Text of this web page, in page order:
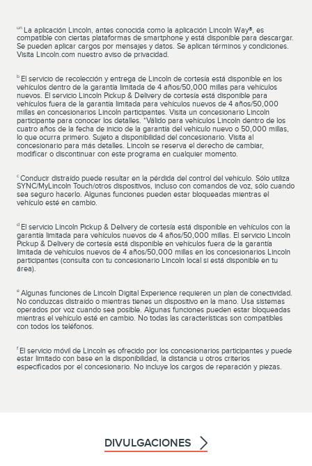
un La aplicación Lincoln, antes conocida como la aplicación Lincoln Way®, es
compatible con ciertas plataformas de smartphone y está disponible para descargar.
Se pueden aplicar cargos por mensajes y datos. Se aplican términos y condiciones.
Visita Lincoln.com nuestro aviso de privacidad.
b El servicio de recolección y entrega de Lincoln de cortesía está disponible en los
vehículos dentro de la garantía limitada de 4 años/50,000 millas para vehículos
nuevos. El servicio Lincoln Pickup & Delivery de cortesía está disponible para
vehículos fuera de la garantía limitada para vehículos nuevos de 4 años/50,000
millas en concesionarios Lincoln participantes. Visita un concesionario Lincoln
participante para conocer los detalles. *Válido para vehículos Lincoln dentro de los
cuatro años de la fecha de inicio de la garantía del vehículo nuevo o 50,000 millas,
lo que ocurra primero. Sujeto a disponibilidad del concesionario. Visita al
concesionario para más detalles. Lincoln se reserva el derecho de cambiar,
modificar o discontinuar con este programa en cualquier momento.
c Conducir distraído puede resultar en la pérdida del control del vehículo. Sólo utiliza
SYNC/MyLincoln Touch/otros dispositivos, incluso con comandos de voz, sólo cuando
sea seguro hacerlo. Algunas funciones pueden estar bloqueadas mientras el
vehículo esté en cambio.
d El servicio Lincoln Pickup & Delivery de cortesía está disponible en vehículos con la
garantía limitada para vehículos nuevos de 4 años/50,000 millas. El servicio Lincoln
Pickup & Delivery de cortesía está disponible en vehículos fuera de la garantía
limitada de vehículos nuevos de 4 años/50,000 millas en los concesionarios Lincoln
participantes (consulta con tu concesionario Lincoln local si está disponible en tu
área).
e Algunas funciones de Lincoln Digital Experience requieren un plan de conectividad.
No conduzcas distraído o mientras tienes un dispositivo en la mano. Usa sistemas
operados por voz cuando sea posible. Algunas funciones pueden estar bloqueadas
mientras el vehículo esté en cambio. No todas las características son compatibles
con todos los teléfonos.
f El servicio móvil de Lincoln es ofrecido por los concesionarios participantes y puede
estar limitado con base en la disponibilidad, la distancia u otros criterios
especificados por el concesionario. No incluye los cargos de reparación y piezas.
DIVULGACIONES